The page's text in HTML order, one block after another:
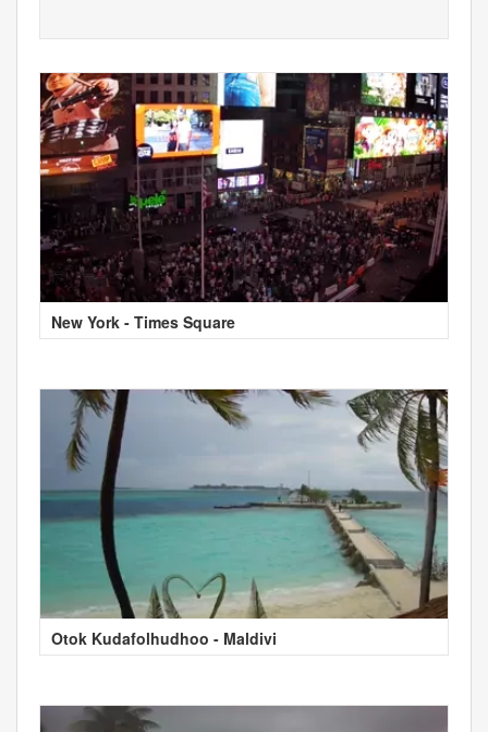
New York - Times Square
Otok Kudafolhudhoo - Maldivi